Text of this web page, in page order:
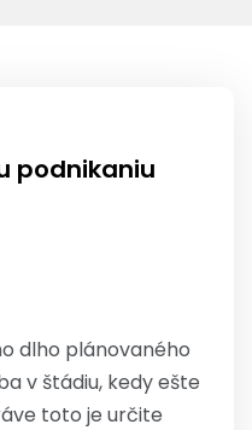
podnikaniu
dlho plánovaného
v štádiu, kedy ešte
toto je určite